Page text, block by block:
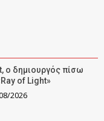
ο δημιουργός πίσω
of Light»
2026